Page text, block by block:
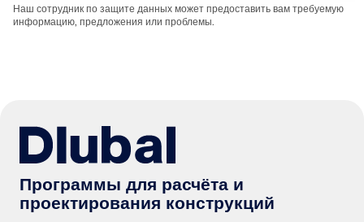
Инструмент геозоны
быстрого определения снеговых нагрузок, скоростей
ветра и сейсмических данных.
Наш сотрудник по защите данных может предоставить вам требуемую
информацию, предложения или проблемы.
Программы для расчёта и
проектирования конструкций